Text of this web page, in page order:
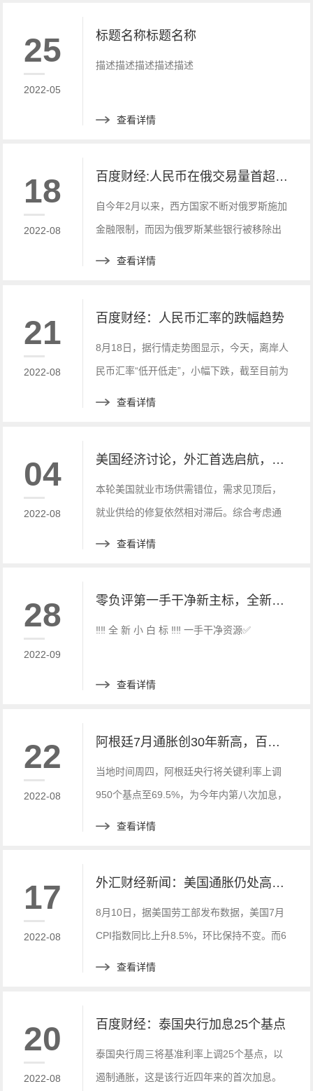
25
2022-05
标题名称标题名称
描述描述描述描述描述
查看详情
18
2022-08
百度财经:人民币在俄交易量首超美元！
自今年2月以来，西方国家不断对俄罗斯施加
金融限制，而因为俄罗斯某些银行被移除出
查看详情
21
2022-08
百度财经：人民币汇率的跌幅趋势
8月18日，据行情走势图显示，今天，离岸人
民币汇率“低开低走”，小幅下跌，截至目前为
查看详情
04
2022-08
美国经济讨论，外汇首选启航，市场全新小白标
本轮美国就业市场供需错位，需求见顶后，
就业供给的修复依然相对滞后。综合考虑通
查看详情
28
2022-09
零负评第一手干净新主标，全新白标 快速搭建， 优惠中快来联系
‼️‼️ 全 新 小 白 标 ‼️‼️ 一手干净资源✅
查看详情
22
2022-08
阿根廷7月通胀创30年新高，百度财经新讯
当地时间周四，阿根廷央行将关键利率上调
950个基点至69.5%，为今年内第八次加息，
查看详情
17
2022-08
外汇财经新闻：美国通胀仍处高位：7月CPI同比涨8.5%
8月10日，据美国劳工部发布数据，美国7月
CPI指数同比上升8.5%，环比保持不变。而6
查看详情
20
2022-08
百度财经：泰国央行加息25个基点
泰国央行周三将基准利率上调25个基点，以
遏制通胀，这是该行近四年来的首次加息。